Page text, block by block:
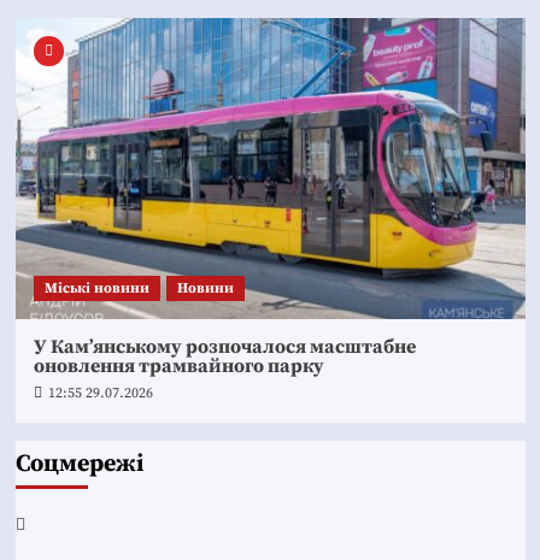
Mіські новини Новини
У Кам’янському розпочалося масштабне
оновлення трамвайного парку
12:55 29.07.2026
Соцмережі
Facebook